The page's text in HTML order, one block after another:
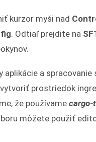
kurzor myši nad
. Odtiaľ prejdite na
aplikácie a
prostriedok
že používame cargo-
môžete použiť